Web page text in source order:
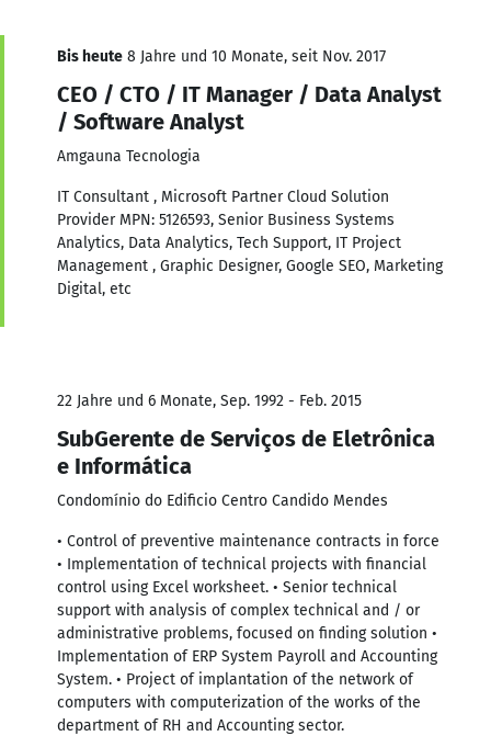
Bis heute 8 Jahre und 10 Monate, seit Nov. 2017
CEO / CTO / IT Manager / Data Analyst
/ Software Analyst
Amgauna Tecnologia
IT Consultant , Microsoft Partner Cloud Solution
Provider MPN: 5126593, Senior Business Systems
Analytics, Data Analytics, Tech Support, IT Project
Management , Graphic Designer, Google SEO, Marketing
Digital, etc
22 Jahre und 6 Monate, Sep. 1992 - Feb. 2015
SubGerente de Serviços de Eletrônica
e Informática
Condomínio do Edificio Centro Candido Mendes
• Control of preventive maintenance contracts in force
• Implementation of technical projects with financial
control using Excel worksheet. • Senior technical
support with analysis of complex technical and / or
administrative problems, focused on finding solution •
Implementation of ERP System Payroll and Accounting
System. • Project of implantation of the network of
computers with computerization of the works of the
department of RH and Accounting sector.